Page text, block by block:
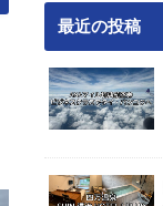
最近の投稿